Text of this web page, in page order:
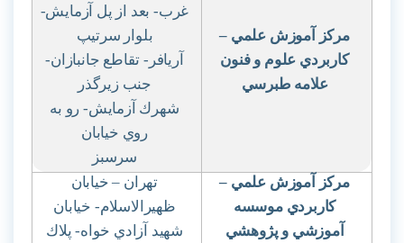
مركز آموزش علمي –
كاربردي علوم و فنون
علامه طبرسي
غرب- بعد از پل آزمايش-
بلوار سرتيپ
آريافر- تقاطع جانبازان-
جنب زيرگذر
شهرك آزمايش- رو به
روي خيابان
سرسبز
مركز آموزش علمي –
كاربردي موسسه
آموزشي و پژوهشي
تهران – خيابان
ظهيرالاسلام- خيابان
شهيد آزادي خواه- پلاك